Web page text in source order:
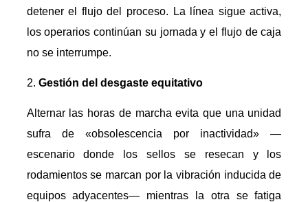
detener el flujo del proceso. La línea sigue activa,
los operarios continúan su jornada y el flujo de caja
no se interrumpe.
Gestión del desgaste equitativo
Alternar las horas de marcha evita que una unidad
sufra de «obsolescencia por inactividad» —
escenario donde los sellos se resecan y los
rodamientos se marcan por la vibración inducida de
equipos adyacentes— mientras la otra se fatiga